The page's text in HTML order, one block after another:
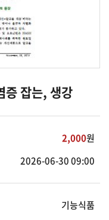
증 잡는, 생강
2,000원
2026-06-30 09:00
기능식품